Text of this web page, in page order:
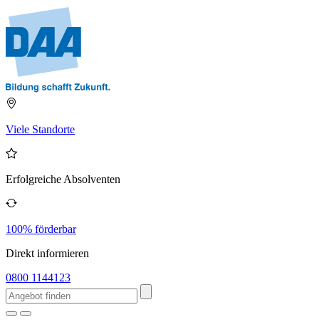
Viele Standorte
Erfolgreiche Absolventen
100% förderbar
Direkt informieren
0800 1144123